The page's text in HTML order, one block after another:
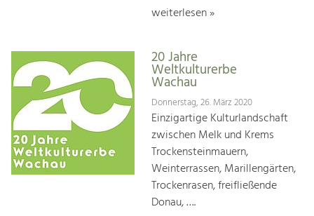
weiterlesen »
20 Jahre
Weltkulturerbe
Wachau
Donnerstag, 26. März 2020
Einzigartige Kulturlandschaft
zwischen Melk und Krems
Trockensteinmauern,
Weinterrassen, Marillengärten,
Trockenrasen, freifließende
Donau, ….